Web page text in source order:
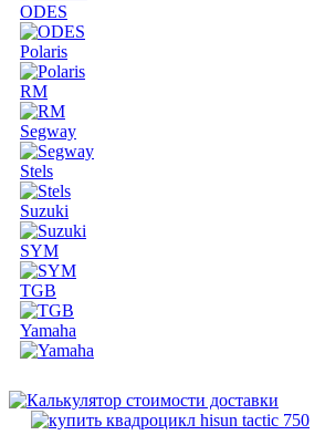
ODES
Polaris
RM
Segway
Stels
Suzuki
SYM
TGB
Yamaha